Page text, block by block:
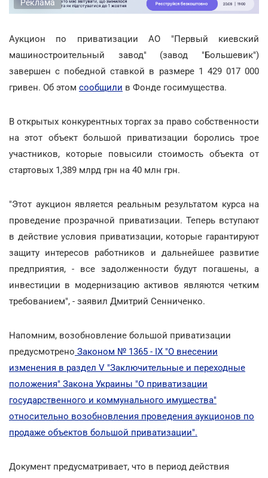
Реклама
Аукцион по приватизации АО "Первый киевский
машиностроительный завод" (завод "Большевик")
завершен с победной ставкой в размере 1 429 017 000
гривен. Об этом сообщили в Фонде госимущества.
В открытых конкурентных торгах за право собственности
на этот объект большой приватизации боролись трое
участников, которые повысили стоимость объекта от
стартовых 1,389 млрд грн на 40 млн грн.
"Этот аукцион является реальным результатом курса на
проведение прозрачной приватизации. Теперь вступают
в действие условия приватизации, которые гарантируют
защиту интересов работников и дальнейшее развитие
предприятия, - все задолженности будут погашены, а
инвестиции в модернизацию активов являются четким
требованием", - заявил Дмитрий Сенниченко.
Напомним, возобновление большой приватизации
предусмотрено Законом № 1365 - IX "О внесении
изменения в раздел V "Заключительные и переходные
положения" Закона Украины "О приватизации
государственного и коммунального имущества"
относительно возобновления проведения аукционов по
продаже объектов большой приватизации".
Документ предусматривает, что в период действия